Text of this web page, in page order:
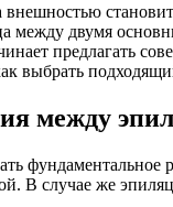
между двумя
предлагать
выбрать
между
фундаментальное
В случае же